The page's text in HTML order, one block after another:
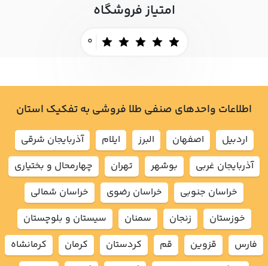
امتیاز فروشگاه
0
اطلاعات واحدهای صنفی طلا فروشی به تفکیک استان
اردبيل اصفهان البرز ايلام
آذربايجان شرقي
آذربايجان غربي
بوشهر تهران
چهارمحال و بختياري
خراسان جنوبي
خراسان رضوي
خراسان شمالي
خوزستان
زنجان سمنان
سيستان و بلوچستان
فارس
قزوين قم كردستان كرمان
كرمانشاه